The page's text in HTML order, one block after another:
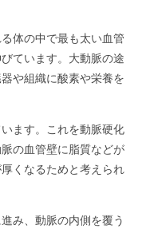
体の中で最も太い血管
ています。大動脈の途
や組織に酸素や栄養を
ます。これを動脈硬化
の血管壁に脂質などが
くなるためと考えられ
み、動脈の内側を覆う